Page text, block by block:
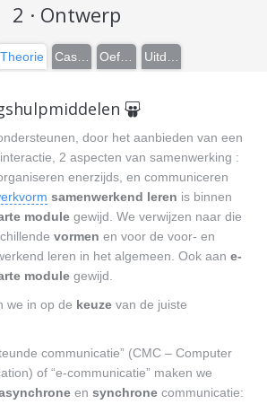
2 · Ontwerp
Theorie Casussen Oefeningen
door het aanbieden van een
2 aspecten van samenwerking :
enerzijds, en communiceren
samenwerkend leren is binnen
module gewijd. We verwijzen naar die
vormen en voor de voor- en
leren in het algemeen. Ook aan e-
module gewijd.
we in op de keuze van de juiste
communicatie” (CMC – Computer
of “e-communicatie” maken we
en synchrone communicatie: